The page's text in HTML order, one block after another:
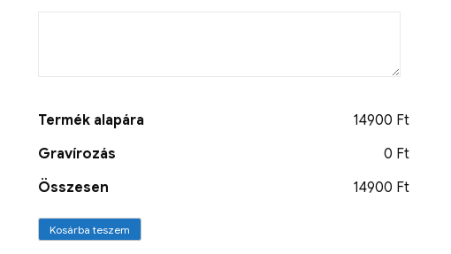
Termék alapára
14900 Ft
Gravírozás
0 Ft
Összesen
14900 Ft
Kosárba teszem